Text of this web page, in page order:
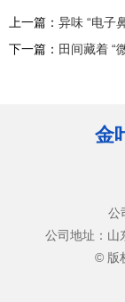
上一篇： 异味 “电子
下一篇： 田间藏着 “
金
公
公司地址：山
© 版